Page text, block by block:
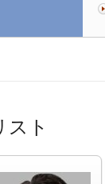
スト